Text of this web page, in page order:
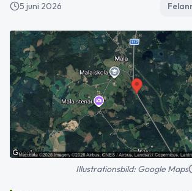
5 juni 2026
Illustrationsbild: Google Maps